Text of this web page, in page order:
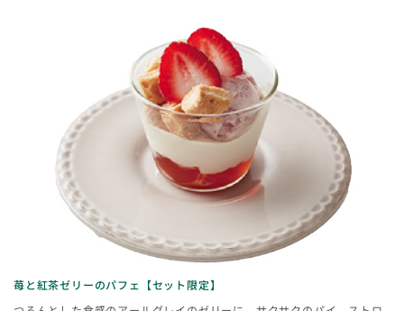
苺と紅茶ゼリーのパフェ【セット限定】